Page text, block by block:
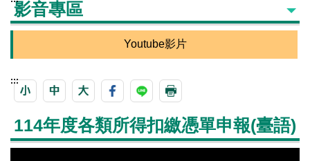
影音專區
Youtube影片
:::
114年度各類所得扣繳憑單申報(臺語)